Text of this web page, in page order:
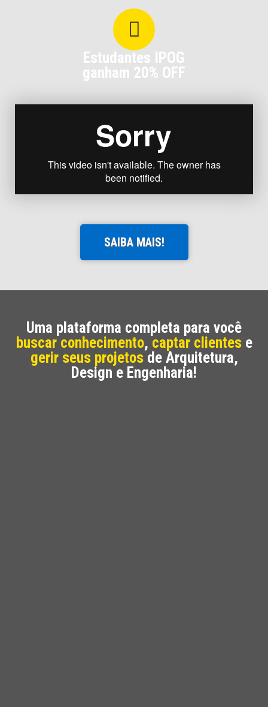
Estudantes IPOG
ganham 20% OFF
SAIBA MAIS!
Uma plataforma completa para você
buscar conhecimento, captar clientese
gerir seus projetosde Arquitetura,
Design e Engenharia!